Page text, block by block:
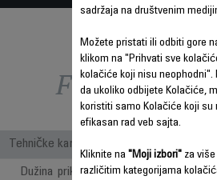
Funkcije –
Tehničke karakteristike
Dužina priključnog kabla
sadržaja na društvenim
Možete pristati ili odbiti gore
klikom na "Prihvati sve
kolačiće koji nisu neophodni".
da ukoliko odbijete Kolačiće,
koristiti samo Kolačiće koji su
efikasan rad veb sajta.
Kliknite na "Moji izbori"za više
različitim kategorijama